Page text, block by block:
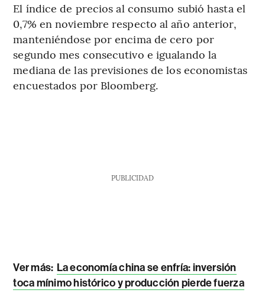
El índice de precios al consumo subió hasta el
0,7% en noviembre respecto al año anterior,
manteniéndose por encima de cero por
segundo mes consecutivo e igualando la
mediana de las previsiones de los economistas
encuestados por Bloomberg.
PUBLICIDAD
Ver más: La economía china se enfría: inversión
toca mínimo histórico y producción pierde fuerza